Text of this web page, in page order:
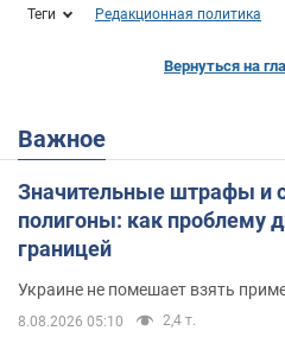
Теги Редакционная политика
Вернуться на
Важное
Значительные штрафы и
полигоны: как проблему
границей
Украине не помешает взять
8.08.2026 05:10 2,4 т.